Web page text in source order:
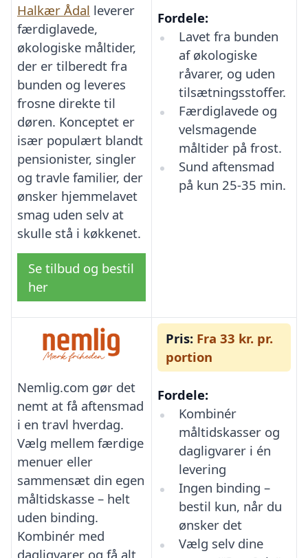
Halkær Ådal leverer
færdiglavede,
økologiske måltider,
der er tilberedt fra
bunden og leveres
frosne direkte til
døren. Konceptet er
især populært blandt
pensionister, singler
og travle familier, der
ønsker hjemmelavet
smag uden selv at
skulle stå i køkkenet.
Se tilbud og bestil
her
Fordele:
Lavet fra bunden
af økologiske
råvarer, og uden
tilsætningsstoffer.
Færdiglavede og
velsmagende
måltider på frost.
Sund aftensmad
på kun 25-35 min.
Nemlig.com gør det
nemt at få aftensmad
i en travl hverdag.
Vælg mellem færdige
menuer eller
sammensæt din egen
måltidskasse – helt
uden binding.
Kombinér med
dagligvarer og få alt
Pris: Fra 33 kr. pr.
portion
Fordele:
Kombinér
måltidskasser og
dagligvarer i én
levering
Ingen binding –
bestil kun, når du
ønsker det
Vælg selv dine